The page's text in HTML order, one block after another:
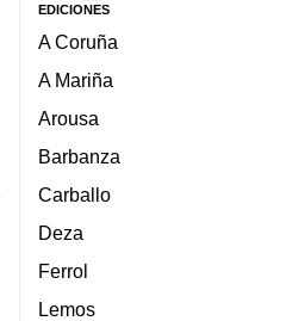
EDICIONES
A Coruña
A Mariña
Arousa
Barbanza
Carballo
Deza
Ferrol
Lemos